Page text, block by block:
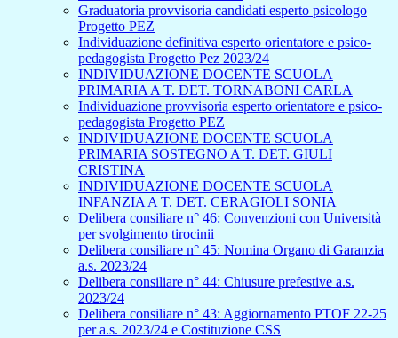
Graduatoria provvisoria candidati esperto psicologo
Progetto PEZ
Individuazione definitiva esperto orientatore e psico-
pedagogista Progetto Pez 2023/24
INDIVIDUAZIONE DOCENTE SCUOLA
PRIMARIA A T. DET. TORNABONI CARLA
Individuazione provvisoria esperto orientatore e psico-
pedagogista Progetto PEZ
INDIVIDUAZIONE DOCENTE SCUOLA
PRIMARIA SOSTEGNO A T. DET. GIULI
CRISTINA
INDIVIDUAZIONE DOCENTE SCUOLA
INFANZIA A T. DET. CERAGIOLI SONIA
Delibera consiliare n° 46: Convenzioni con Università
per svolgimento tirocinii
Delibera consiliare n° 45: Nomina Organo di Garanzia
a.s. 2023/24
Delibera consiliare n° 44: Chiusure prefestive a.s.
2023/24
Delibera consiliare n° 43: Aggiornamento PTOF 22-25
per a.s. 2023/24 e Costituzione CSS